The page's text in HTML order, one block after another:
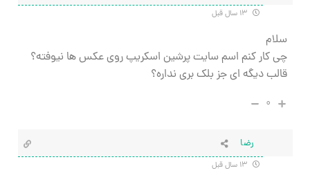
سلام
چی کار کنم اسم سایت پرشین اسکریپ روی عکس ها نیوفته؟
قالب دیگه ای جز بلک بری نداره؟
۰
رضا